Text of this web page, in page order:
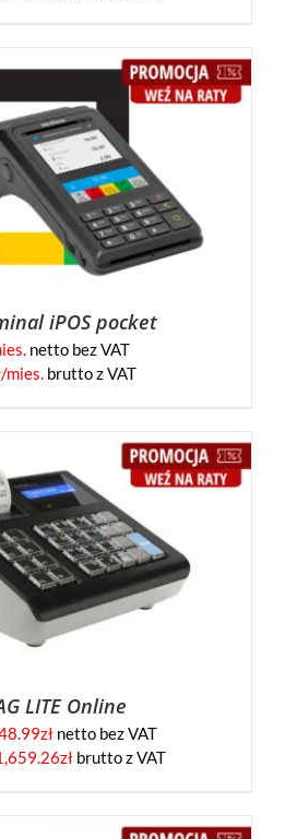
iPOS pocket
netto bez VAT
mies.brutto z VAT
LITE Online
zł netto bez VAT
złbrutto z VAT